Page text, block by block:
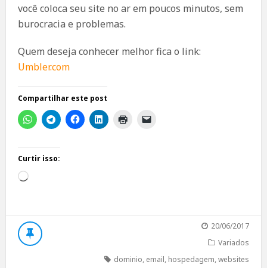
você coloca seu site no ar em poucos minutos, sem
burocracia e problemas.
Quem deseja conhecer melhor fica o link:
Umbler.com
Compartilhar este post
Curtir isso:
Carregando...
20/06/2017
Variados
dominio, email, hospedagem,websites